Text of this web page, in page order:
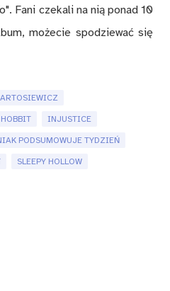
Fani czekali na nią ponad 10
możecie spodziewać się
HOBBIT INJUSTICE
PODSUMOWUJE TYDZIEŃ
SLEEPY HOLLOW